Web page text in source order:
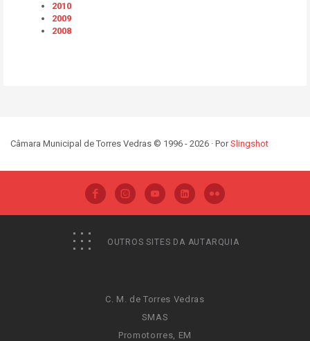
2010
2009
2008
Câmara Municipal de Torres Vedras © 1996 - 2026 · PorSlingshot
OUTROS SITES DA AUTARQUIA
C. M. de Torres Vedras
SMAS
Promotorres, EM